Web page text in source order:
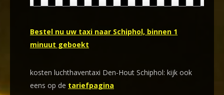
Bestel nu uw taxi naar Schiphol, binnen 1
minuut geboekt
kosten luchthaventaxi Den-Hout Schiphol: kijk ook
eens op de tariefpagina